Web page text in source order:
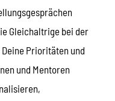
Gleichaltrige bei der
Prioritäten und
und Mentoren